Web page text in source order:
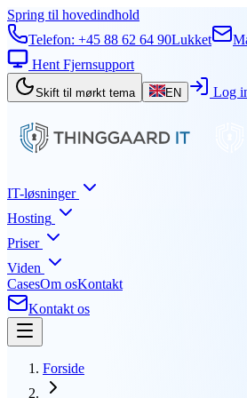
Spring til hovedindhold
Telefon: +45 88 62 64 90Lukket
Hent Fjernsupport
Skift til mørkt tema EN Log
IT-løsninger
Hosting
Priser
Viden
CasesOm osKontakt
Kontakt os
Forside